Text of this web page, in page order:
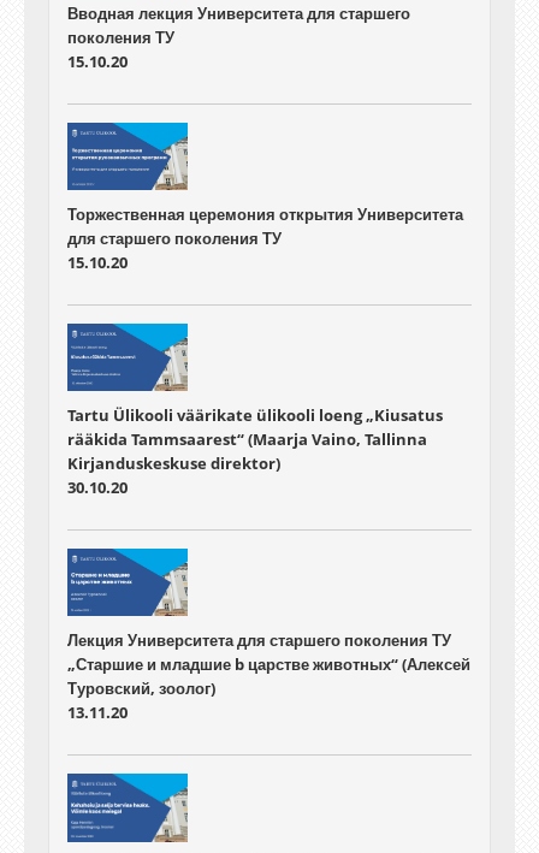
Вводная лекция Университета для старшего
поколения ТУ
15.10.20
Торжественная церемония открытия Университета
для старшего поколения ТУ
15.10.20
Tartu Ülikooli väärikate ülikooli loeng „Kiusatus
rääkida Tammsaarest“ (Maarja Vaino, Tallinna
Kirjanduskeskuse direktor)
30.10.20
Лекция Университета для старшего поколения ТУ
„Старшие и младшие b царстве животных“ (Алексей
Туровский, зоолог)
13.11.20